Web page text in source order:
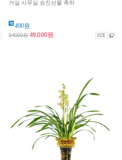
거실 사무실 승진선물 축하
490원
54000원 49,000원